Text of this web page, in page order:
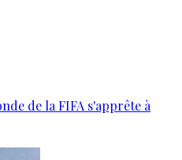
de la FIFA s'apprête à